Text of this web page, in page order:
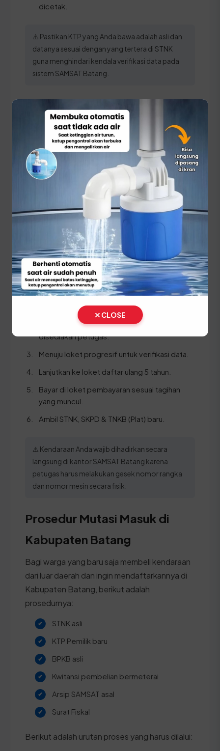
dicetak.
⚠️ Pastikan KTP yang Anda bawa adalah asli dan
datanya sesuai dengan yang tertera di STNK
guna menghindari kendala verifikasi data pada
sistem SAMSAT Batang.
(Ganti Plat) di Jawa Tengah
Setiap lima tahun, pemilik kendaraan wajib
melakukan pergantian pelat nomor dan cek fisik
kendaraan. Siapkan dokumen tambahan ini:
STNK asli
KTP asli
SKPD asli
BPKB asli & copy
Ikuti panduan langkah demi langkah berikut:
Cek Fisik (bawa kendaraan ke area cek fisik
Ambil & isi formulir pendaftaran yang
disediakan petugas.
Menuju loket progresif untuk verifikasi data.
Lanjutkan ke loket daftar ulang 5 tahun.
Bayar di loket pembayaran sesuai tagihan
yang muncul.
Ambil STNK, SKPD & TNKB (Plat) baru.
⚠️ Kendaraan Anda wajib dihadirkan secara
langsung di kantor SAMSAT Batang karena
petugas harus melakukan gesek nomor rangka
dan nomor mesin secara fisik.
Prosedur Mutasi Masuk di
Kabupaten Batang
Bagi warga yang baru saja membeli kendaraan
dari luar daerah dan ingin mendaftarkannya di
Kabupaten Batang, berikut adalah
prosedurnya:
STNK asli
KTP Pemilik baru
BPKB asli
Kwitansi pembelian bermeterai
Arsip SAMSAT asal
Surat Fiskal
Berikut adalah urutan proses yang harus dilalui:
CLOSE